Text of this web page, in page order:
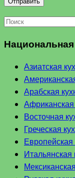
Национальная
Азиатская
Арабская
Африканская
Восточная
Греческая
Европейская
Итальянская